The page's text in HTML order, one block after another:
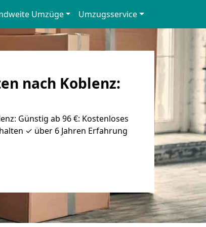
Umzüge Umzugsservice
nach Koblenz:
Günstig ab 96 €: Kostenloses
✓ über 6 Jahren Erfahrung